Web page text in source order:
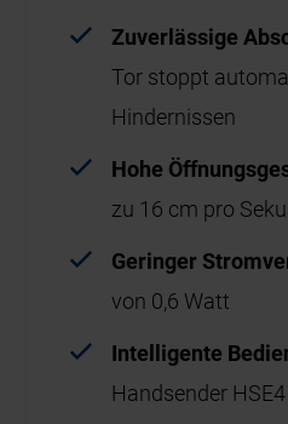
Zuverlässige
Tor stoppt
Hindernissen
Hohe
zu 16 cm pro
Geringer
von 0,6 Watt
Intelligente
Handsender